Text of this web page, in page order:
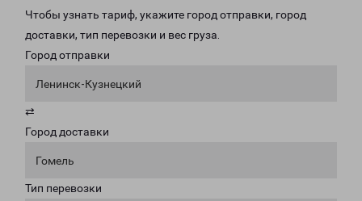
Чтобы узнать тариф, укажите город отправки, город
доставки, тип перевозки и вес груза.
Город отправки
Ленинск-Кузнецкий
⇄
Город доставки
Гомель
Тип перевозки